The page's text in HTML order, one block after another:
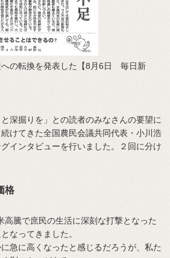
の転換を発表した【8月6日 毎日新
深掘りを」との読者のみなさんの要望に
けてきた全国農民会議共同代表・小川浩
インタビューを行いました。２回に分け
格
高騰で庶民の生活に深刻な打撃となった
なってきました。
急に高くなったと感じるだろうが、私た